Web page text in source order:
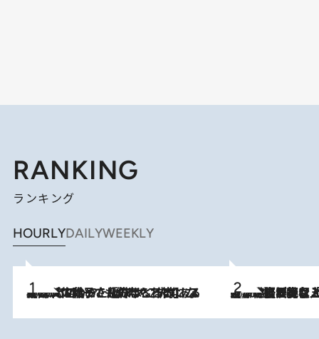
RANKING
ランキング
HOURLYDAILYWEEKLY
2026.8.5
【阿川佐和子さんの年とる力】なぜ70代で始めた趣味は“こんなに楽しい”のか？ ピアノ、俳句…スランプに陥っても続けられる“ある秘訣”とは 2026.8.5
【なぜ吉沢亮は「気配を消せる」のか？】興行収入208億の『国宝』を経て挑むミュージカル『ディア・エヴァン・ハンセン』。トップ俳優が舞台上でさらけ出した“孤独”とは